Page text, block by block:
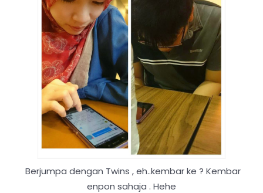
Berjumpa dengan Twins , eh..kembar ke ? Kembar
enpon sahaja . Hehe